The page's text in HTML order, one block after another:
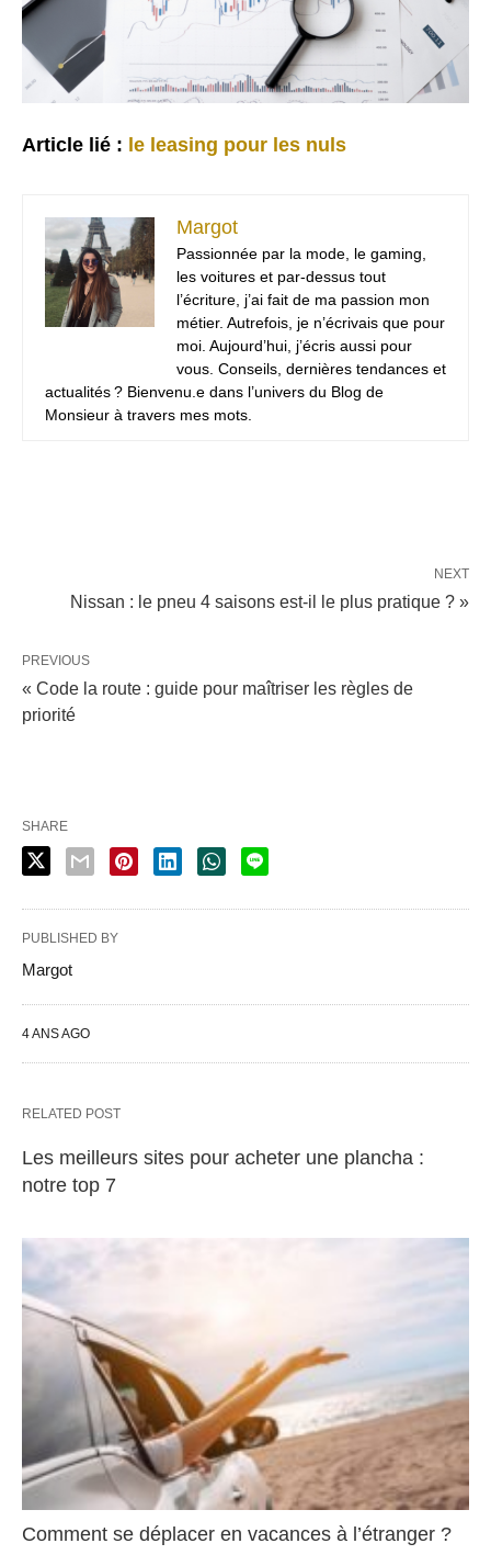
Article lié : le leasing pour les nuls
Margot
Passionnée par la mode, le gaming,
les voitures et par-dessus tout
l’écriture, j’ai fait de ma passion mon
métier. Autrefois, je n’écrivais que pour
moi. Aujourd’hui, j’écris aussi pour
vous. Conseils, dernières tendances et
actualités ? Bienvenu.e dans l’univers du Blog de
Monsieur à travers mes mots.
NEXT
Nissan : le pneu 4 saisons est-il le plus pratique ? »
PREVIOUS
« Code la route : guide pour maîtriser les règles de
priorité
SHARE
PUBLISHED BY
Margot
4 ANS AGO
RELATED POST
Les meilleurs sites pour acheter une plancha :
notre top 7
Comment se déplacer en vacances à l’étranger ?